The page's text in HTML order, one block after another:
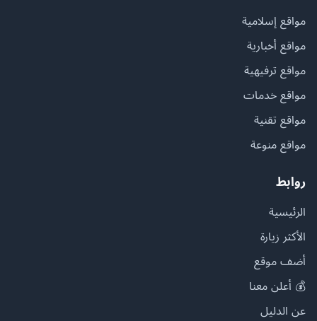
مواقع إسلامية
مواقع أخبارية
مواقع ترفيهية
مواقع خدمات
مواقع تقنية
مواقع منوعة
روابط
الرئيسية
الأكثر زيارة
أضف موقع
💰 أعلن معنا
عن الدليل